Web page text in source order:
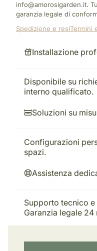
info@amorosigarden.it.
garanzia legale di
Spedizione e resiTermini
Installazione
Disponibile su
interno qualificato.
Soluzioni su
Configurazioni
spazi.
Assistenza
Supporto tecnico
Garanzia legale 24